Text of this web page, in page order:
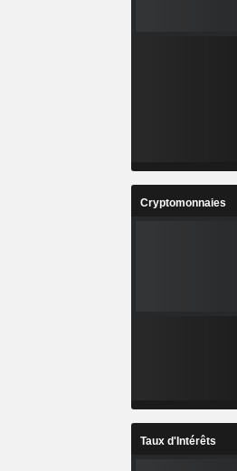
Cryptomonnaies
Taux d'Intérêts